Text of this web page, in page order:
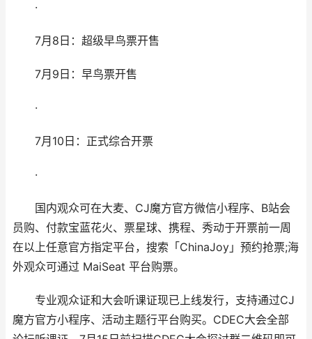
·
7月8日：超级早鸟票开售
7月9日：早鸟票开售
·
7月10日：正式综合开票
·
国内观众可在大麦、CJ魔方官方微信小程序、B站会
员购、付款宝蓝花火、票星球、携程、秀动于开票前一周
在以上任意官方指定平台，搜索「ChinaJoy」预约抢票;海
外观众可通过 MaiSeat 平台购票。
专业观众证和大会听课证现已上线发行，支持通过CJ
魔方官方小程序、活动主题行平台购买。CDEC大会全部